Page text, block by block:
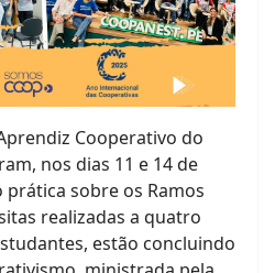
Cooperativo do
nos dias 11 e 14 de
sobre os Ramos
realizadas a quatro
estão concluindo